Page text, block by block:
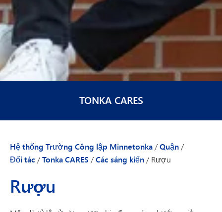
TONKA CARES
Hệ thống Trường Công lập Minnetonka /Quận /
Đối tác /Tonka CARES /Các sáng kiến / Rượu
Rượu